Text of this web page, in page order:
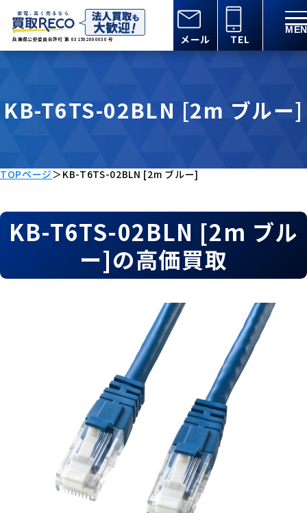
兵庫県公安委員会許可 第 631502000030 号 メール TEL
KB-T6TS-02BLN [2m ブルー]
TOPページ＞ KB-T6TS-02BLN [2m ブルー]
KB-T6TS-02BLN [2m ブル
ー]の高価買取